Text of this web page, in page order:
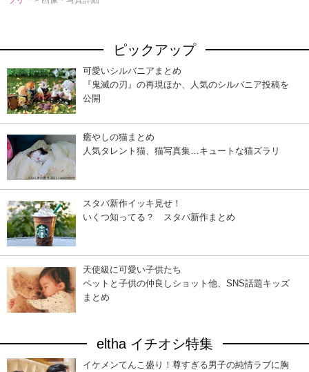
ピックアップ
可愛いシルバニアまとめ
『鬼滅の刃』の再現ほか、人気のシルバニア投稿を
公開
癒やしの猫まとめ
人気タレント猫、猫写真集…キュートな猫ズラリ
スタバ新作イッキ見せ！
いくつ知ってる？ スタバ新作まとめ
天使級に可愛い子供たち
ペットと子供の仲良しショット他、SNS話題キッズ
まとめ
eltha イチオシ特集
イケメンてんこ盛り！尊すぎる男子の純情ラブに胸